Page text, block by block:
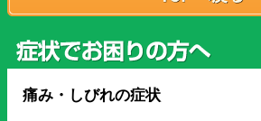
痛み・しびれの症状